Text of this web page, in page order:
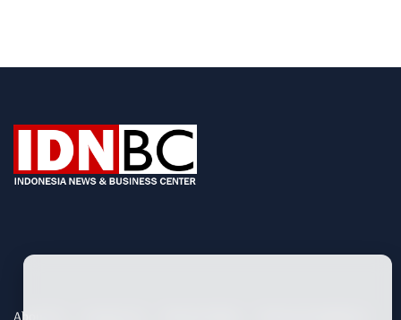
About Us